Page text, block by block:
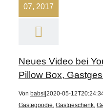
07, 2017
Neues Video bei
Pillow Box,
Von babsi 2020-05-
Gästegoodie, Gastgeschenk,